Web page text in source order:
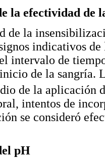
la efectividad de
de la
indicativos
intervalo de
de la sangría.
de la aplicación
intentos de
se consideró
pH